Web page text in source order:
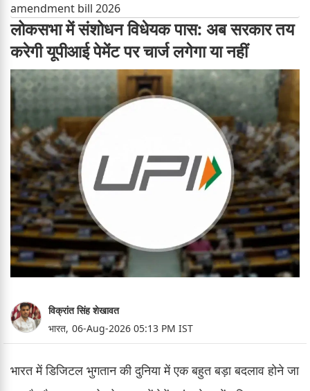
amendment bill 2026
लोकसभा में संशोधन विधेयक पास: अब सरकार तय
करेगी यूपीआई पेमेंट पर चार्ज लगेगा या नहीं
विक्रांत सिंह शेखावत
भारत, 06-Aug-2026 05:13 PM IST
भारत में डिजिटल भुगतान की दुनिया में एक बहुत बड़ा बदलाव होने जा